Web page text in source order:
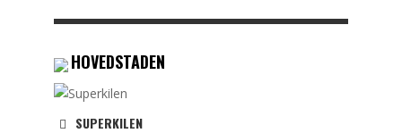
HOVEDSTADEN
SUPERKILEN